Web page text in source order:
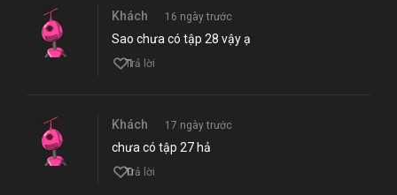
Khách 16 ngày trước
Sao chưa có tập 28 vậy ạ
1
Trả lời
Khách 17 ngày trước
chưa có tập 27 hả
0
Trả lời